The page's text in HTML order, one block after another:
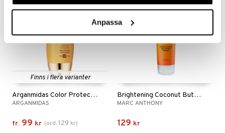
Anpassa
Finns i flera varianter
Arganmidas Color Protect Conditioner
ARGANMIDAS
fr. 99 kr (ord.129 kr)
Brightening Coconut Butter Blondes Conditioner
MARC ANTHONY
129 kr